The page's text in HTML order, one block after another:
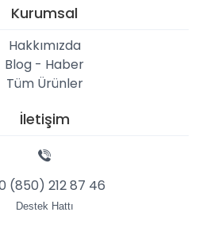
Kurumsal
Hakkımızda
Blog - Haber
Tüm Ürünler
İletişim
(850) 212 87 46
Destek Hattı